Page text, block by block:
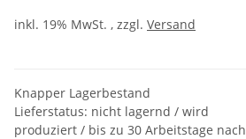
inkl. 19% MwSt. , zzgl. Versand
Knapper Lagerbestand
Lieferstatus: nicht lagernd / wird
produziert / bis zu 30 Arbeitstage nach